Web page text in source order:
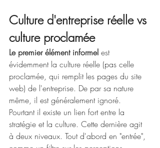
Culture d'entreprise réelle vs
culture proclamée
Le premier élément informel est
évidemment la culture réelle (pas celle
proclamée, qui remplit les pages du site
web) de l'entreprise. De par sa nature
même, il est généralement ignoré.
Pourtant il existe un lien fort entre la
stratégie et la culture. Cette dernière agit
à deux niveaux. Tout d'abord en "entrée",